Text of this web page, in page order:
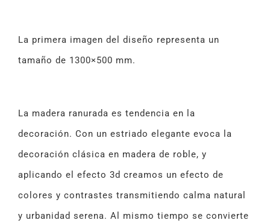
La primera imagen del diseño representa un
tamaño de 1300×500 mm.
La madera ranurada es tendencia en la
decoración. Con un estriado elegante evoca la
decoración clásica en madera de roble, y
aplicando el efecto 3d creamos un efecto de
colores y contrastes transmitiendo calma natural
y urbanidad serena. Al mismo tiempo se convierte